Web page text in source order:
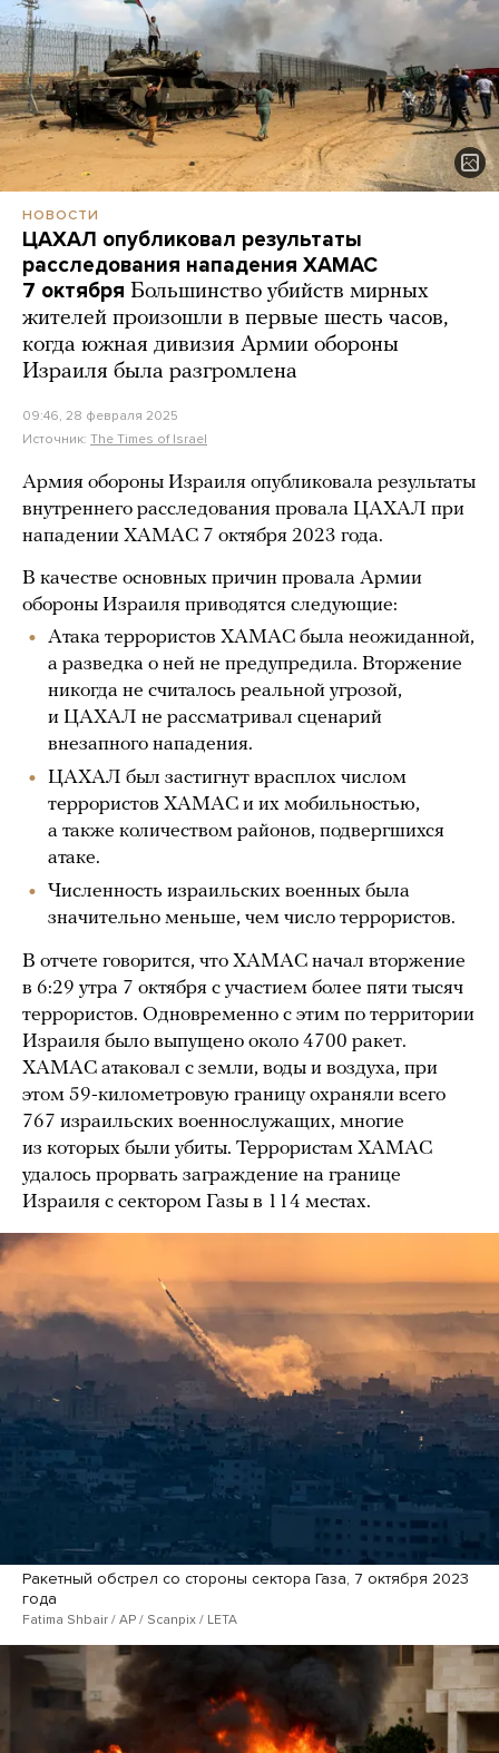
НОВОСТИ
ЦАХАЛ опубликовал результаты
расследования нападения ХАМАС
7 октября Большинство убийств мирных
жителей произошли в первые шесть часов,
когда южная дивизия Армии обороны
Израиля была разгромлена
09:46, 28 февраля 2025
Источник: The Times of Israel
Армия обороны Израиля опубликовала результаты
внутреннего расследования провала ЦАХАЛ при
нападении ХАМАС 7 октября 2023 года.
В качестве основных причин провала Армии
обороны Израиля приводятся следующие:
Атака террористов ХАМАС была неожиданной,
а разведка о ней не предупредила. Вторжение
никогда не считалось реальной угрозой,
и ЦАХАЛ не рассматривал сценарий
внезапного нападения.
ЦАХАЛ был застигнут врасплох числом
террористов ХАМАС и их мобильностью,
а также количеством районов, подвергшихся
атаке.
Численность израильских военных была
значительно меньше, чем число террористов.
В отчете говорится, что ХАМАС начал вторжение
в 6:29 утра 7 октября с участием более пяти тысяч
террористов. Одновременно с этим по территории
Израиля было выпущено около 4700 ракет.
ХАМАС атаковал с земли, воды и воздуха, при
этом 59-километровую границу охраняли всего
767 израильских военнослужащих, многие
из которых были убиты. Террористам ХАМАС
удалось прорвать заграждение на границе
Израиля с сектором Газы в 114 местах.
Ракетный обстрел со стороны сектора Газа, 7 октября 2023
года
Fatima Shbair / AP / Scanpix / LETA